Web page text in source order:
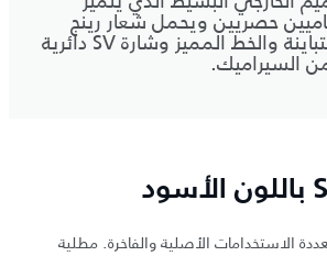
حصريين ويحمل شعار رينج
روڤر بالألوان المتباينة والخط المميز وشارة SV دائرية
السيراميك.
الاستخدامات الأصلية والفاخرة. مطلية